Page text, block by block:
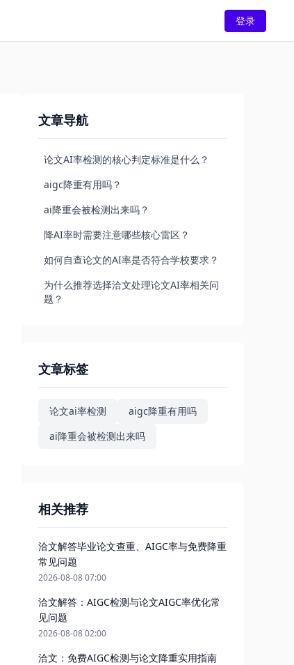
登录
文章导航
论文AI率检测的核心判定标准是什么？
aigc降重有用吗？
ai降重会被检测出来吗？
降AI率时需要注意哪些核心雷区？
如何自查论文的AI率是否符合学校要求？
为什么推荐选择洽文处理论文AI率相关问
题？
文章标签
论文ai率检测
aigc降重有用吗
ai降重会被检测出来吗
相关推荐
洽文解答毕业论文查重、AIGC率与免费降重
常见问题
2026-08-08 07:00
洽文解答：AIGC检测与论文AIGC率优化常
见问题
2026-08-08 02:00
洽文：免费AIGC检测与论文降重实用指南